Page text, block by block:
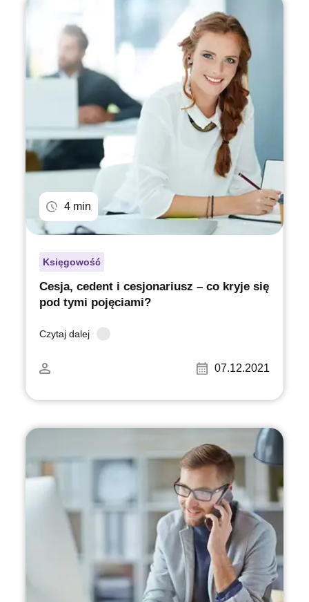
4 min
Księgowość
Cesja, cedent i cesjonariusz – co kryje się
pod tymi pojęciami?
Czytaj dalej
07.12.2021